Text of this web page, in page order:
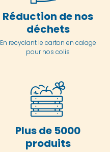
Réduction de nos
déchets
En recyclant le carton en calage
pour nos colis
Plus de 5000
produits